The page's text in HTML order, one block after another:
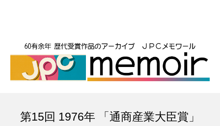
第15回 1976年 「通商産業大臣賞」